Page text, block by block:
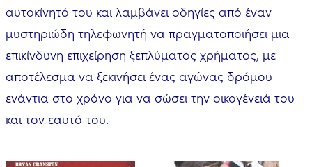
αυτοκίνητό του και λαμβάνει οδηγίες από έναν
μυστηριώδη τηλεφωνητή να πραγματοποιήσει μια
επικίνδυνη επιχείρηση ξεπλύματος χρήματος, με
αποτέλεσμα να ξεκινήσει ένας αγώνας δρόμου
ενάντια στο χρόνο για να σώσει την οικογένειά του
και τον εαυτό του.